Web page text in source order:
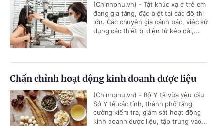
(Chinhphu.vn) - Tật khúc xạ ở trẻ em
đang gia tăng, đặc biệt tại các đô thị
lớn. Các chuyên gia cảnh báo, việc sử
dụng các thiết bị điện tử kéo dài,...
Chấn chỉnh hoạt động kinh doanh dược liệu
(Chinhphu.vn) - Bộ Y tế vừa yêu cầu
Sở Y tế các tỉnh, thành phố tăng
cường kiểm tra, giám sát hoạt động
kinh doanh dược liệu, tập trung vào...